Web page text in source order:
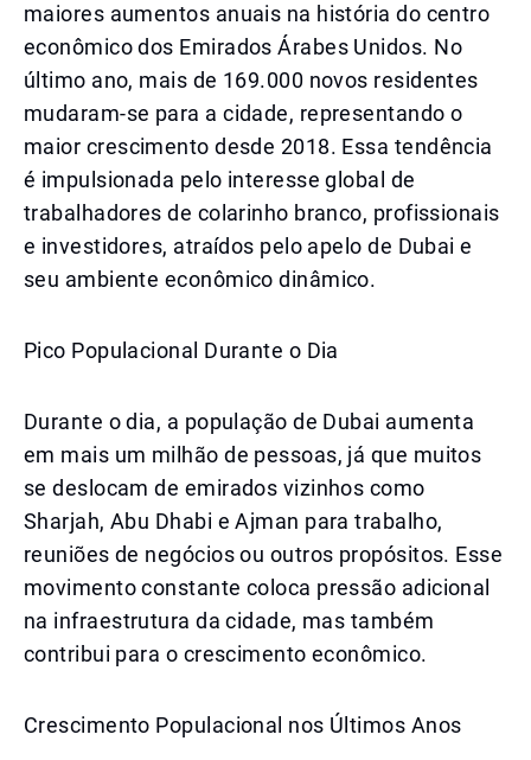
maiores aumentos anuais na história do centro
econômico dos Emirados Árabes Unidos. No
último ano, mais de 169.000 novos residentes
mudaram-se para a cidade, representando o
maior crescimento desde 2018. Essa tendência
é impulsionada pelo interesse global de
trabalhadores de colarinho branco, profissionais
e investidores, atraídos pelo apelo de Dubai e
seu ambiente econômico dinâmico.
Pico Populacional Durante o Dia
Durante o dia, a população de Dubai aumenta
em mais um milhão de pessoas, já que muitos
se deslocam de emirados vizinhos como
Sharjah, Abu Dhabi e Ajman para trabalho,
reuniões de negócios ou outros propósitos. Esse
movimento constante coloca pressão adicional
na infraestrutura da cidade, mas também
contribui para o crescimento econômico.
Crescimento Populacional nos Últimos Anos